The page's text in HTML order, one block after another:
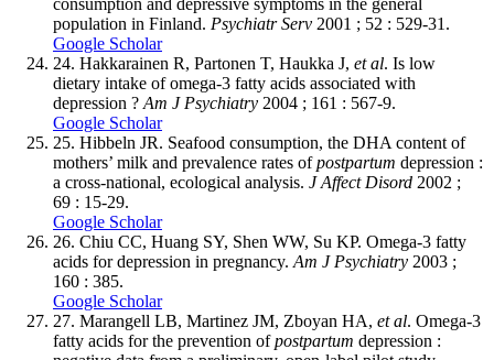
population in Finland. Psychiatr Serv 2001 ; 52 : 529-31.
Google Scholar
24. Hakkarainen R, Partonen T, Haukka J, et al. Is low
dietary intake of omega-3 fatty acids associated with
depression ? Am J Psychiatry 2004 ; 161 : 567-9.
Google Scholar
25. Hibbeln JR. Seafood consumption, the DHA content of
mothers’ milk and prevalence rates ofpostpartum depression :
a cross-national, ecological analysis. J Affect Disord 2002 ;
69 : 15-29.
Google Scholar
26. Chiu CC, Huang SY, Shen WW, Su KP. Omega-3 fatty
acids for depression in pregnancy. Am J Psychiatry 2003 ;
160 : 385.
Google Scholar
27. Marangell LB, Martinez JM, Zboyan HA, et al. Omega-3
fatty acids for the prevention ofpostpartum depression :